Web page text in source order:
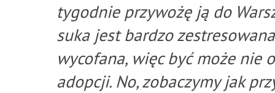
tygodnie przywożę ją do
suka jest bardzo
wycofana, więc być może nie
adopcji. No, zobaczymy jak